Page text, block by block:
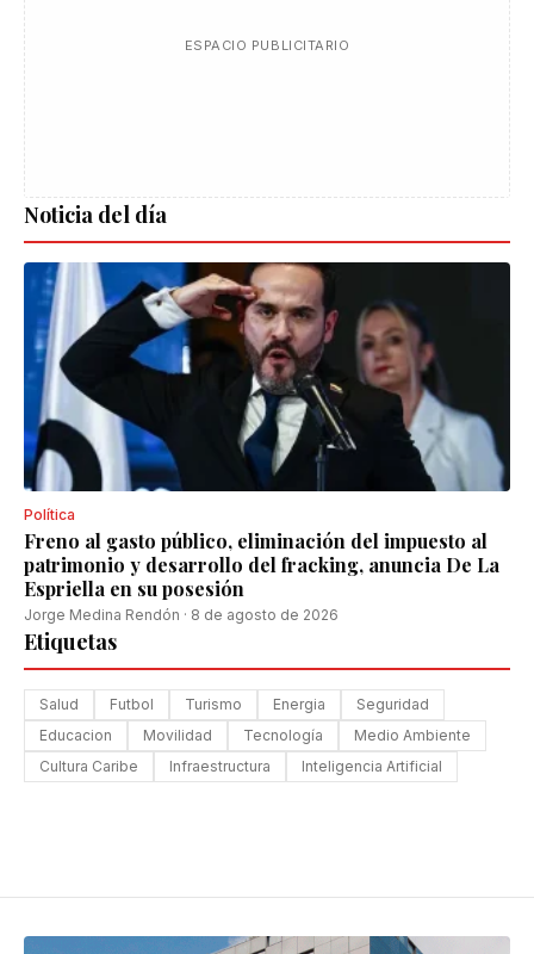
ESPACIO PUBLICITARIO
Noticia del día
Política
Freno al gasto público, eliminación del impuesto al
patrimonio y desarrollo del fracking, anuncia De La
Espriella en su posesión
Jorge Medina Rendón · 8 de agosto de 2026
Etiquetas
Salud Futbol Turismo Energia
Seguridad
Educacion
Movilidad Tecnología
Medio Ambiente
Cultura Caribe
Infraestructura Inteligencia Artificial